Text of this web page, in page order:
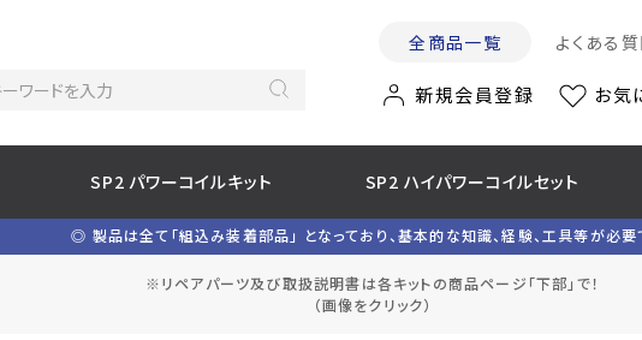
全商品一覧 よくある
新規会員登録 お気
SP2 パワーコイルキット SP2 ハイパワーコイルセット
◎ 製品は全て「組込み装着部品」 となっており、基本的な知識、経験、工具等が必要
※リペアパーツ及び取扱説明書は各キットの商品ページ「下部」で！
（画像をクリック）